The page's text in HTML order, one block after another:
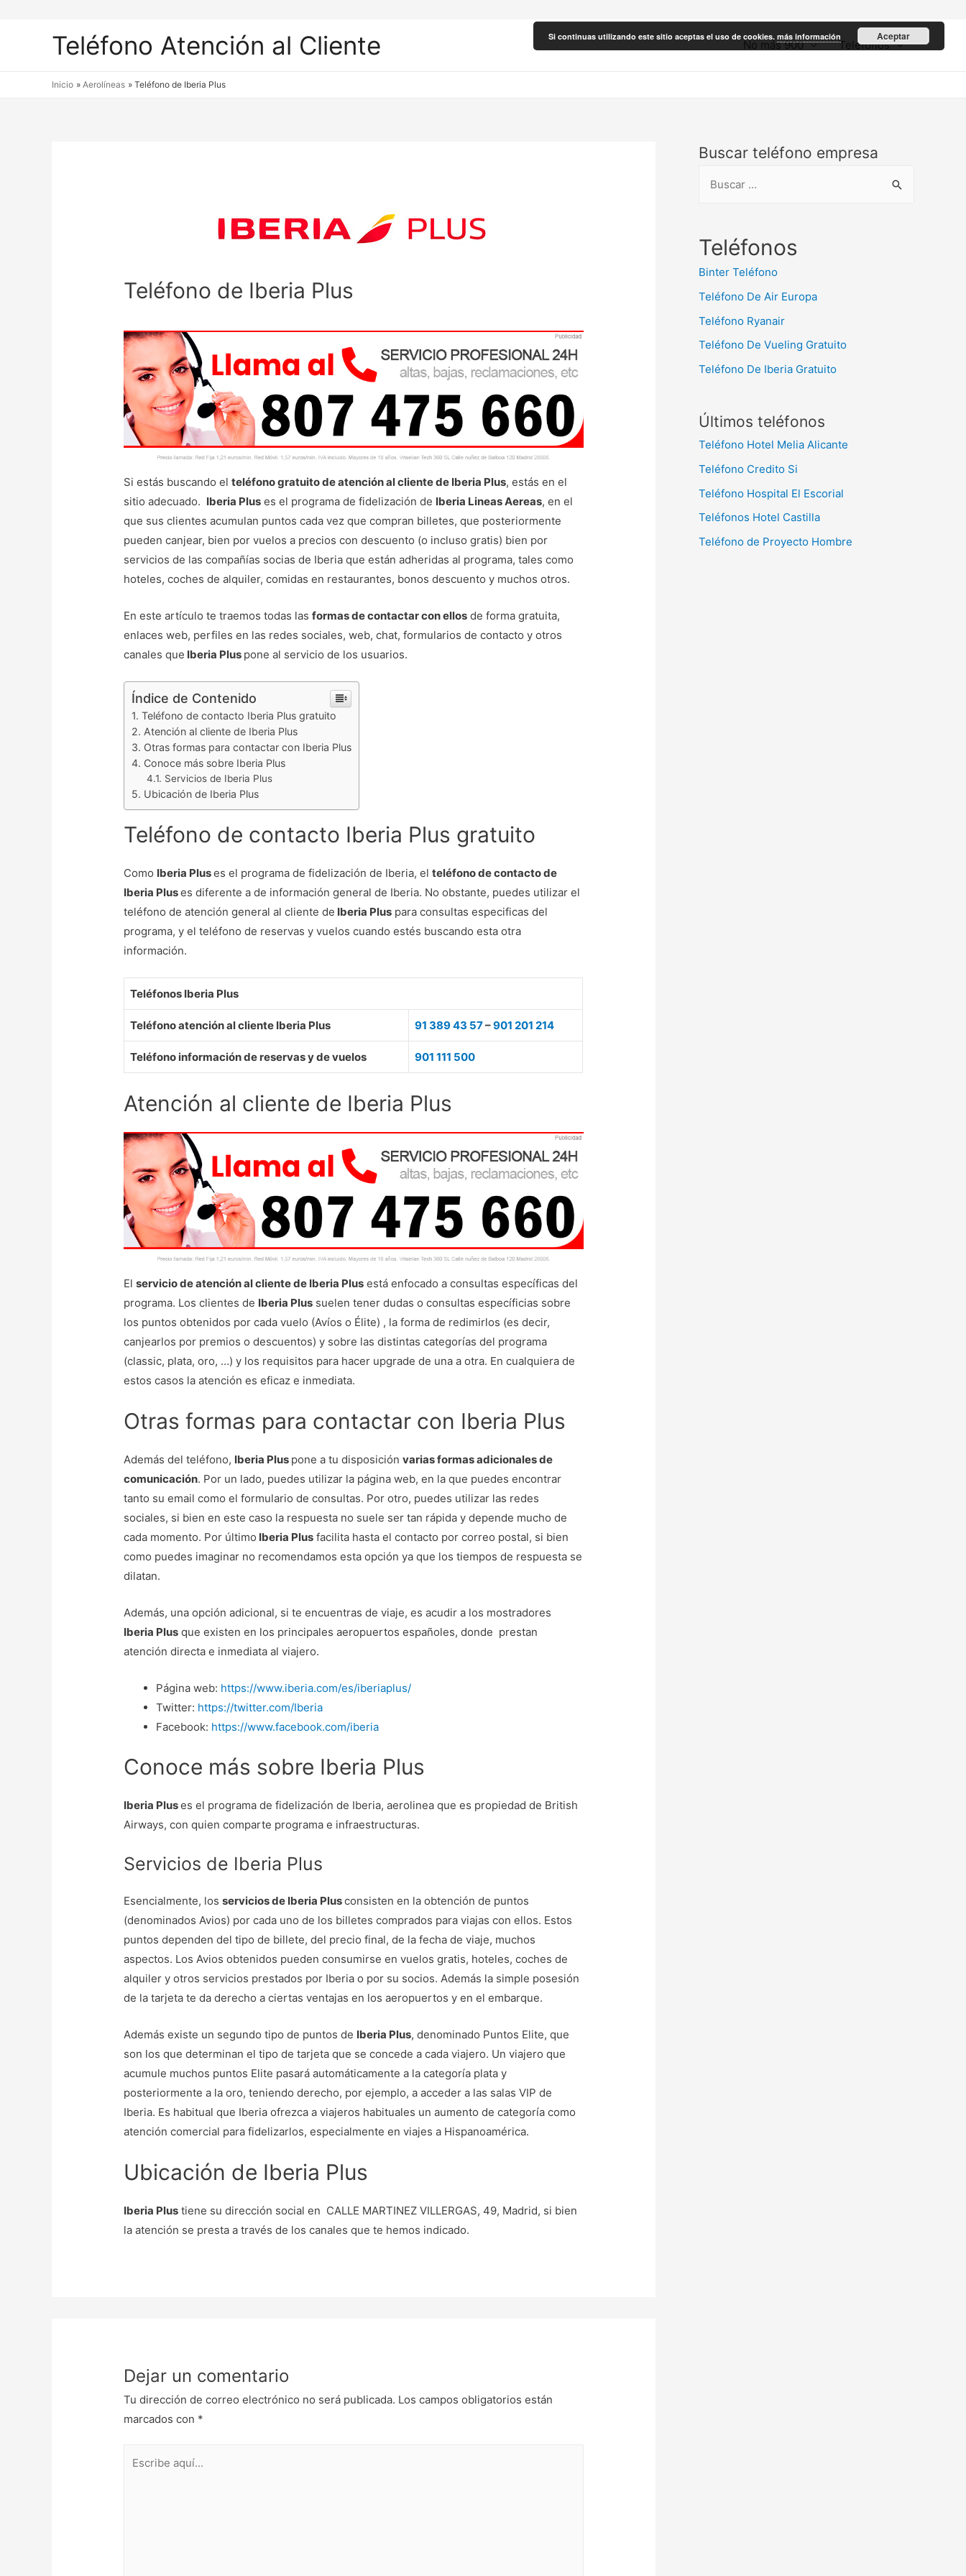
Teléfono Atención al Cliente No más 900 Teléfonos
Inicio Aerolíneas Teléfono de Iberia Plus
Teléfono de Iberia Plus
Si estás buscando elteléfono gratuito de atención al cliente de Iberia Plus, estás en el
sitio adecuado. Iberia Plus es el programa de fidelización de Iberia Lineas Aereas, en el
que sus clientes acumulan puntos cada vez que compran billetes, que posteriormente
pueden canjear, bien por vuelos a precios con descuento (o incluso gratis) bien por
servicios de las compañías socias de Iberia que están adheridas al programa, tales como
hoteles, coches de alquiler, comidas en restaurantes, bonos descuento y muchos otros.
En este artículo te traemos todas lasformas de contactar con ellos de forma gratuita,
enlaces web, perfiles en las redes sociales, web, chat, formularios de contacto y otros
canales que Iberia Plus pone al servicio de los usuarios.
Índice de Contenido
Teléfono de contacto Iberia Plus gratuito
Atención al cliente de Iberia Plus
Otras formas para contactar con Iberia Plus
Conoce más sobre Iberia Plus
Servicios de Iberia Plus
Ubicación de Iberia Plus
Teléfono de contacto Iberia Plus gratuito
Como Iberia Pluses el programa de fidelización de Iberia, elteléfono de contacto de
Iberia Pluses diferente a de información general de Iberia. No obstante, puedes utilizar el
teléfono de atención general al cliente de Iberia Plus para consultas especificas del
programa, y el teléfono de reservas y vuelos cuando estés buscando esta otra
información.
Teléfonos Iberia Plus
Teléfono atención al cliente Iberia Plus 91 389 43 57–901 201 214
Teléfono información de reservas y de vuelos 901 111 500
Atención al cliente de Iberia Plus
Elservicio de atención al cliente de Iberia Plus está enfocado a consultas específicas del
programa. Los clientes de Iberia Plus suelen tener dudas o consultas específicias sobre
los puntos obtenidos por cada vuelo (Avíos o Élite) , la forma de redimirlos (es decir,
canjearlos por premios o descuentos) y sobre las distintas categorías del programa
(classic, plata, oro, …) y los requisitos para hacer upgrade de una a otra. En cualquiera de
estos casos la atención es eficaz e inmediata.
Otras formas para contactar con Iberia Plus
Además del teléfono, Iberia Plus pone a tu disposiciónvarias formas adicionales de
comunicación. Por un lado, puedes utilizar la página web, en la que puedes encontrar
tanto su email como el formulario de consultas. Por otro, puedes utilizar las redes
sociales, si bien en este caso la respuesta no suele ser tan rápida y depende mucho de
cada momento. Por último Iberia Plus facilita hasta el contacto por correo postal, si bien
como puedes imaginar no recomendamos esta opción ya que los tiempos de respuesta se
dilatan.
Además, una opción adicional, si te encuentras de viaje, es acudir a los mostradores
Iberia Plus que existen en los principales aeropuertos españoles, donde prestan
atención directa e inmediata al viajero.
Página web: https://www.iberia.com/es/iberiaplus/
Twitter: https://twitter.com/Iberia
Facebook: https://www.facebook.com/iberia
Conoce más sobre Iberia Plus
Iberia Pluses el programa de fidelización de Iberia, aerolinea que es propiedad de British
Airways, con quien comparte programa e infraestructuras.
Servicios de Iberia Plus
Esencialmente, losservicios de Iberia Plusconsisten en la obtención de puntos
(denominados Avios) por cada uno de los billetes comprados para viajas con ellos. Estos
puntos dependen del tipo de billete, del precio final, de la fecha de viaje, muchos
aspectos. Los Avios obtenidos pueden consumirse en vuelos gratis, hoteles, coches de
alquiler y otros servicios prestados por Iberia o por su socios. Además la simple posesión
de la tarjeta te da derecho a ciertas ventajas en los aeropuertos y en el embarque.
Además existe un segundo tipo de puntos de Iberia Plus, denominado Puntos Elite, que
son los que determinan el tipo de tarjeta que se concede a cada viajero. Un viajero que
acumule muchos puntos Elite pasará automáticamente a la categoría plata y
posteriormente a la oro, teniendo derecho, por ejemplo, a acceder a las salas VIP de
Iberia. Es habitual que Iberia ofrezca a viajeros habituales un aumento de categoría como
atención comercial para fidelizarlos, especialmente en viajes a Hispanoamérica.
Ubicación de Iberia Plus
Iberia Plus tiene su dirección social en CALLE MARTINEZ VILLERGAS, 49, Madrid, si bien
la atención se presta a través de los canales que te hemos indicado.
Dejar un comentario
Tu dirección de correo electrónico no será publicada. Los campos obligatorios están
marcados con *
Buscar teléfono empresa
c
Teléfonos
Binter Teléfono
Teléfono De Air Europa
Teléfono Ryanair
Teléfono De Vueling Gratuito
Teléfono De Iberia Gratuito
Últimos teléfonos
Teléfono Hotel Melia Alicante
Teléfono Credito Si
Teléfono Hospital El Escorial
Teléfonos Hotel Castilla
Teléfono de Proyecto Hombre
Si continuas utilizando este sitio aceptas el uso de cookies. más información Aceptar